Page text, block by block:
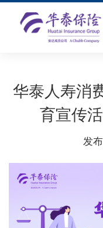
华泰人寿消
育宣传
发